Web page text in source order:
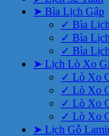
➤ Bìa Lịch Gập
✓ Bìa
✓ Bìa
✓ Bìa
➤ Lịch Lò Xo
✓ Lò Xo
✓ Lò Xo
✓ Lò Xo
✓ Lò Xo
➤ Lịch Gỗ